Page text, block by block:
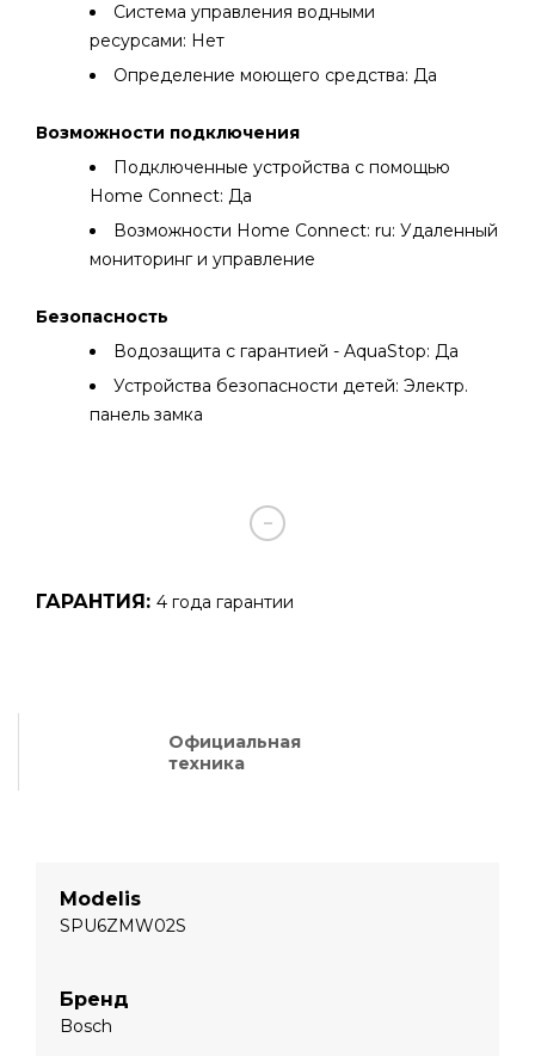
Система управления водными
ресурсами: Нет
Определение моющего средства: Да
Возможности подключения
Подключенные устройства с помощью
Home Connect: Да
Возможности Home Connect: ru: Удаленный
мониторинг и управление
Безопасность
Водозащита с гарантией - AquaStop: Да
Устройства безопасности детей: Электр.
панель замка
ГАРАНТИЯ: 4 года гарантии
Официальная
техника
Modelis
SPU6ZMW02S
Бренд
Bosch